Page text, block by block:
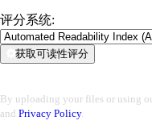
评分系统:
获取可读性评分
By uploading your files or using
and Privacy Policy.